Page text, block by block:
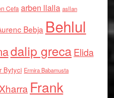
Cefa arben llalla asllan
Bebja Behlul
dalip grecaElida
Bytyci Ermira Babamusta
Frank